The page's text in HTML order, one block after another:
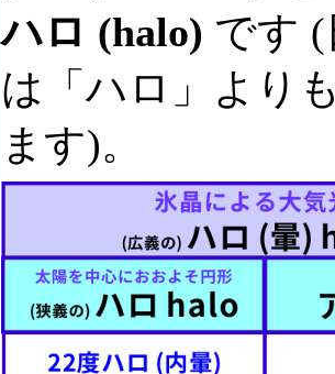
ハロ (halo) です
は「ハロ」より
ます)。